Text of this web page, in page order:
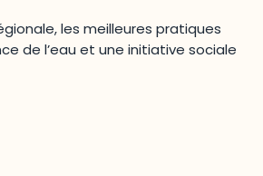
les meilleures pratiques
de l’eau et une initiative sociale